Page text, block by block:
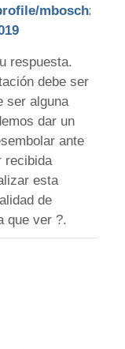
respuesta.
debe ser
ser alguna
dar un
ante
recibida
esta
de
que ver ?.